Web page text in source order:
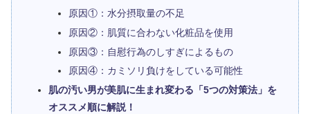
原因①：水分摂取量の不足
原因②：肌質に合わない化粧品を使用
原因③：自慰行為のしすぎによるもの
原因④：カミソリ負けをしている可能性
肌の汚い男が美肌に生まれ変わる「5つの対策法」を
オススメ順に解説！